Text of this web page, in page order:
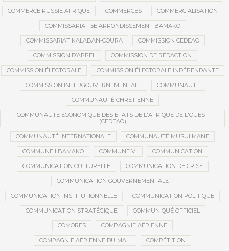
COMMERCE RUSSIE AFRIQUE COMMERCES COMMERCIALISATION
COMMISSARIAT 5E ARRONDISSEMENT BAMAKO
COMMISSARIAT KALABAN-COURA COMMISSION CEDEAO
COMMISSION D’APPEL COMMISSION DE RÉDACTION
COMMISSION ÉLECTORALE COMMISSION ÉLECTORALE INDÉPENDANTE
COMMISSION INTERGOUVERNEMENTALE COMMUNAUTÉ
COMMUNAUTÉ CHRÉTIENNE
COMMUNAUTÉ ÉCONOMIQUE DES ETATS DE L'AFRIQUE DE L'OUEST
(CEDEAO)
COMMUNAUTÉ INTERNATIONALE COMMUNAUTÉ MUSULMANE
COMMUNE I BAMAKO COMMUNE VI COMMUNICATION
COMMUNICATION CULTURELLE COMMUNICATION DE CRISE
COMMUNICATION GOUVERNEMENTALE
COMMUNICATION INSTITUTIONNELLE COMMUNICATION POLITIQUE
COMMUNICATION STRATÉGIQUE COMMUNIQUÉ OFFICIEL
COMORES COMPAGNIE AÉRIENNE
COMPAGNIE AÉRIENNE DU MALI COMPÉTITION